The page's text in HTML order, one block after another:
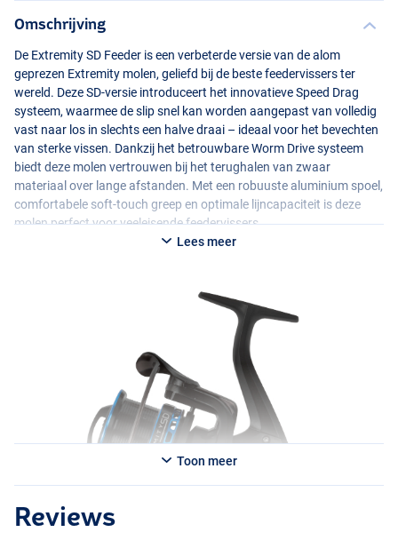
Omschrijving
De Extremity SD Feeder is een verbeterde versie van de alom
geprezen Extremity molen, geliefd bij de beste feedervissers ter
wereld. Deze SD-versie introduceert het innovatieve Speed Drag
systeem, waarmee de slip snel kan worden aangepast van volledig
vast naar los in slechts een halve draai – ideaal voor het bevechten
van sterke vissen. Dankzij het betrouwbare Worm Drive systeem
biedt deze molen vertrouwen bij het terughalen van zwaar
materiaal over lange afstanden. Met een robuuste aluminium spoel,
comfortabele soft-touch greep en optimale lijncapaciteit is deze
molen perfect voor veeleisende feedervissers.
- Preston Extremity SD 620 Feeder Reel
Lees meer
Toon meer
Reviews